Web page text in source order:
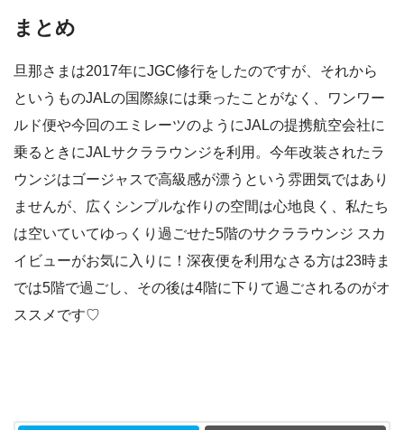
まとめ
旦那さまは2017年にJGC修行をしたのですが、それから
というものJALの国際線には乗ったことがなく、ワンワー
ルド便や今回のエミレーツのようにJALの提携航空会社に
乗るときにJALサクララウンジを利用。今年改装されたラ
ウンジはゴージャスで高級感が漂うという雰囲気ではあり
ませんが、広くシンプルな作りの空間は心地良く、私たち
は空いていてゆっくり過ごせた5階のサクララウンジ スカ
イビューがお気に入りに！深夜便を利用なさる方は23時ま
では5階で過ごし、その後は4階に下りて過ごされるのがオ
ススメです♡